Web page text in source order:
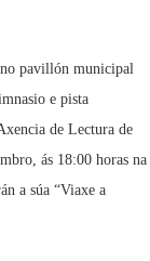
no pavillón municipal
e pista
de Lectura de
ás 18:00 horas na
a súa “Viaxe a